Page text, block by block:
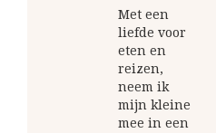
Met een
liefde voor
eten en
reizen,
neem ik
mijn kleine
mee in een